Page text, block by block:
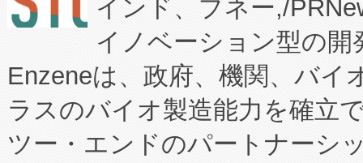
インド、プネー,/
イノベーション型の
Enzeneは、政府、機関、バイ
ラスのバイオ製造能力を確立
ツー・エンドのパートナーシ